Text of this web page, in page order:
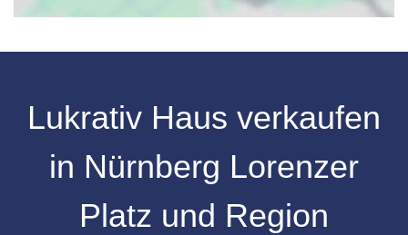
Lukrativ Haus verkaufen
in Nürnberg Lorenzer
Platz und Region